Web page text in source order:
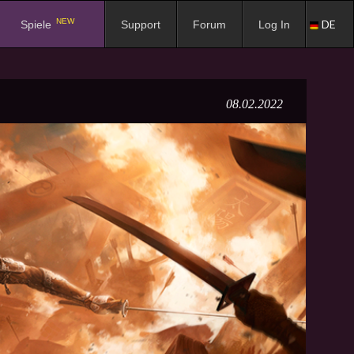
Spiele NEW Support Forum Log In DE
08.02.2022